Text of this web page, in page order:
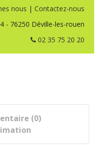
nous | Contactez-nous
- 76250 Déville-les-rouen
02 35 75 20 20
(0)